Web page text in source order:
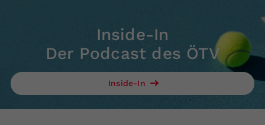
Inside-In
Der Podcast des ÖTV
Inside-In